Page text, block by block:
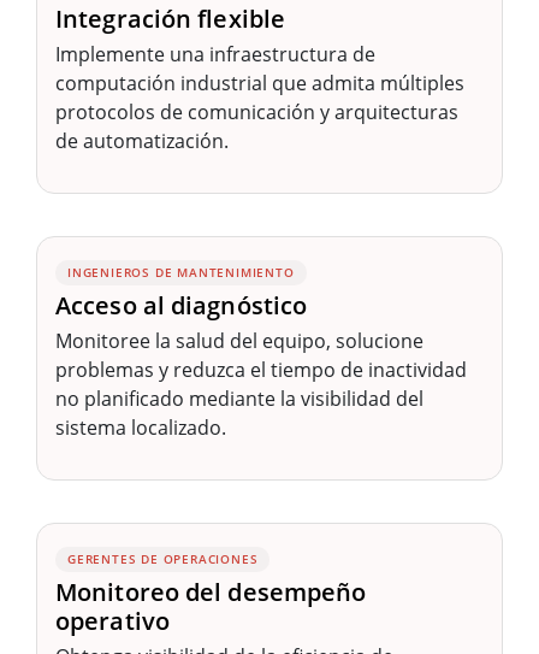
Integración flexible
Implemente una infraestructura de
computación industrial que admita múltiples
protocolos de comunicación y arquitecturas
de automatización.
INGENIEROS DE MANTENIMIENTO
Acceso al diagnóstico
Monitoree la salud del equipo, solucione
problemas y reduzca el tiempo de inactividad
no planificado mediante la visibilidad del
sistema localizado.
GERENTES DE OPERACIONES
Monitoreo del desempeño
operativo